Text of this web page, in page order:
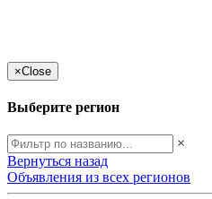
×Close
Выберите регион
×
Вернуться назад
Объявления из всех регионов